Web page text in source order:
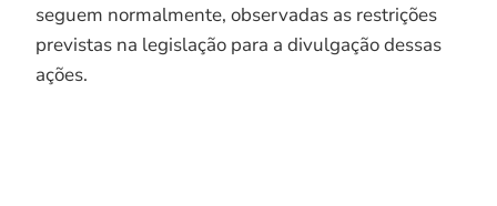
seguem normalmente, observadas as restrições
previstas na legislação para a divulgação dessas
ações.